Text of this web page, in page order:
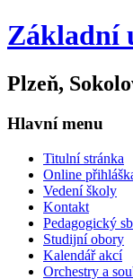
Základní
Plzeň,
Hlavní menu
Titulní stránka
Online
Vedení školy
Kontakt
Pedagogický
Studijní obory
Kalendář akcí
Orchestry a